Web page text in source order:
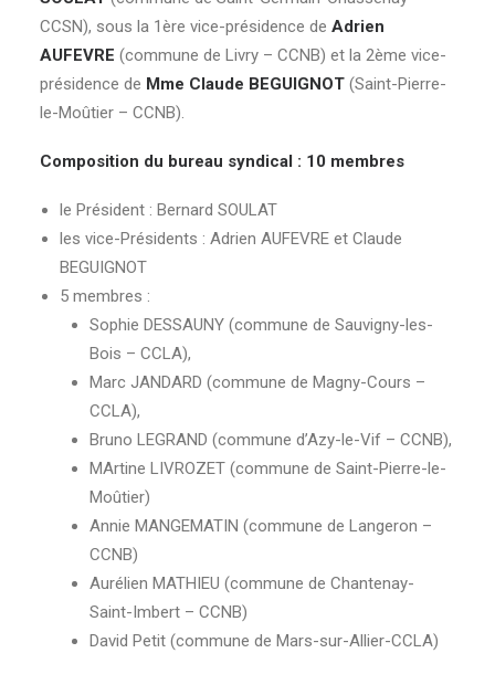
CCSN), sous la 1ère vice-présidence de Adrien
AUFEVRE (commune de Livry – CCNB) et la 2ème vice-
présidence de Mme Claude BEGUIGNOT (Saint-Pierre-
le-Moûtier – CCNB).
Composition du bureau syndical : 10 membres
le Président : Bernard SOULAT
les vice-Présidents : Adrien AUFEVRE et Claude
BEGUIGNOT
5 membres :
Sophie DESSAUNY (commune de Sauvigny-les-
Bois – CCLA),
Marc JANDARD (commune de Magny-Cours –
CCLA),
Bruno LEGRAND (commune d’Azy-le-Vif – CCNB),
MArtine LIVROZET (commune de Saint-Pierre-le-
Moûtier)
Annie MANGEMATIN (commune de Langeron –
CCNB)
Aurélien MATHIEU (commune de Chantenay-
Saint-Imbert – CCNB)
David Petit (commune de Mars-sur-Allier-CCLA)